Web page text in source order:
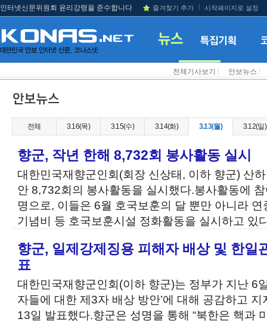
인터넷신문위원회 윤리강령을 준수합니다 즐겨찾기 추가 시작페이지로 설정
전체기사보기 안보뉴스
전체 3.16(목) 3.15(수) 3.14(화) 3.13(월) 3.12(일)
향군, 작년 한해 8,732회 봉사활동 실시
대한민국재향군인회(회장 신상태, 이하 향군) 산
안 8,732회의 봉사활동을 실시했다.봉사활동에
명으로, 이들은 6월 호국보훈의 달 뿐만 아니라 연
기념비 등 호국보훈시설 정화활동을 실시하고 있
향군, 일제강제징용 피해자 배상 및 한일
표
대한민국재향군인회(이하 향군)는 정부가 지난 6
자들에 대한 제3자 배상 방안’에 대해 공감하고
13일 발표했다.향군은 성명을 통해 “북한은 핵과